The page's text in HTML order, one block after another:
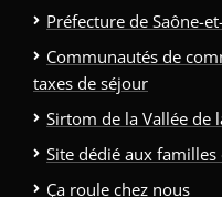
Préfecture de Saône-
Communautés de
taxes de séjour
Sirtom de la Vallée de
Site dédié aux familles
Ça roule chez nous